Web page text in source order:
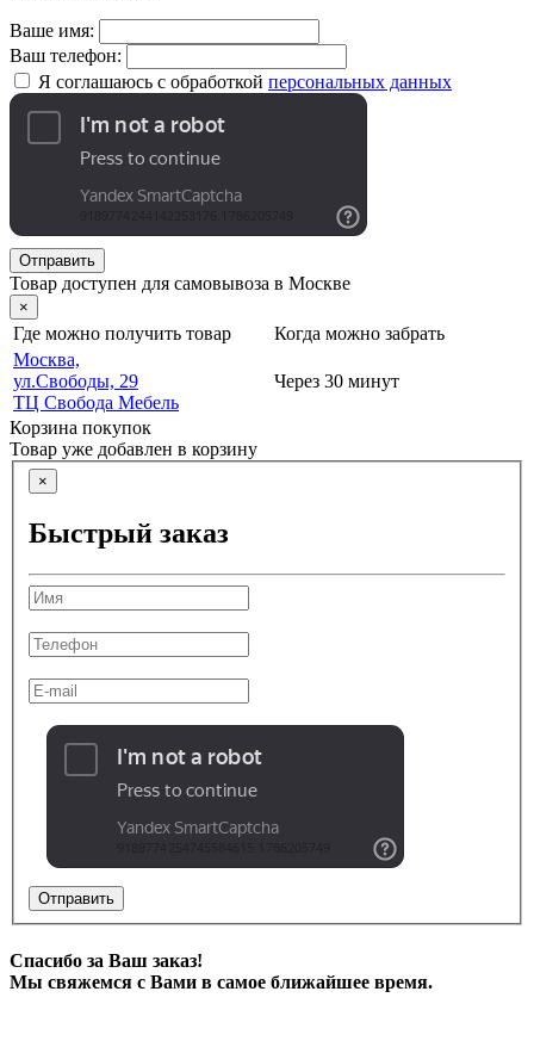
Ваше имя:
Ваш телефон:
Я соглашаюсь с обработкой персональных данных
Отправить
Товар доступен для самовывоза в Москве
×
Где можно получить товар
Когда можно забрать
Москва,
ул.Свободы, 29
ТЦ Свобода Мебель
Через 30 минут
Корзина покупок
Товар уже добавлен в корзину
×
Быстрый заказ
Отправить
Спасибо за Ваш заказ!
Мы свяжемся с Вами в самое ближайшее время.